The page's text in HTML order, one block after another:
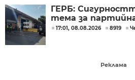
ГЕРБ:
тема за
17:01, 08.08.2026 8919
Реклама